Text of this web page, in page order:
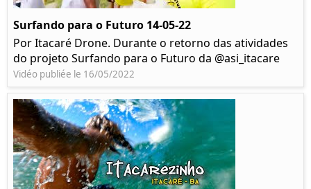
Surfando para o Futuro 14-05-22
Por Itacaré Drone. Durante o retorno das atividades
do projeto Surfando para o Futuro da @asi_itacare
Vidéo publiée le 16/05/2022